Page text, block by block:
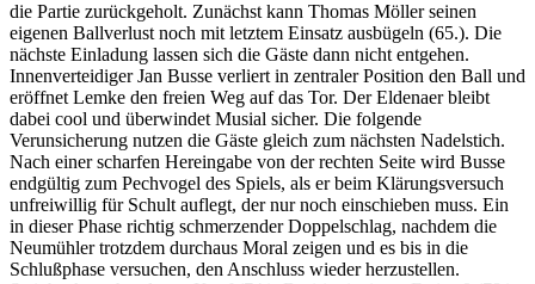
die Partie zurückgeholt. Zunächst kann Thomas Möller seinen
eigenen Ballverlust noch mit letztem Einsatz ausbügeln (65.). Die
nächste Einladung lassen sich die Gäste dann nicht entgehen.
Innenverteidiger Jan Busse verliert in zentraler Position den Ball und
eröffnet Lemke den freien Weg auf das Tor. Der Eldenaer bleibt
dabei cool und überwindet Musial sicher. Die folgende
Verunsicherung nutzen die Gäste gleich zum nächsten Nadelstich.
Nach einer scharfen Hereingabe von der rechten Seite wird Busse
endgültig zum Pechvogel des Spiels, als er beim Klärungsversuch
unfreiwillig für Schult auflegt, der nur noch einschieben muss. Ein
in dieser Phase richtig schmerzender Doppelschlag, nachdem die
Neumühler trotzdem durchaus Moral zeigen und es bis in die
Schlußphase versuchen, den Anschluss wieder herzustellen.